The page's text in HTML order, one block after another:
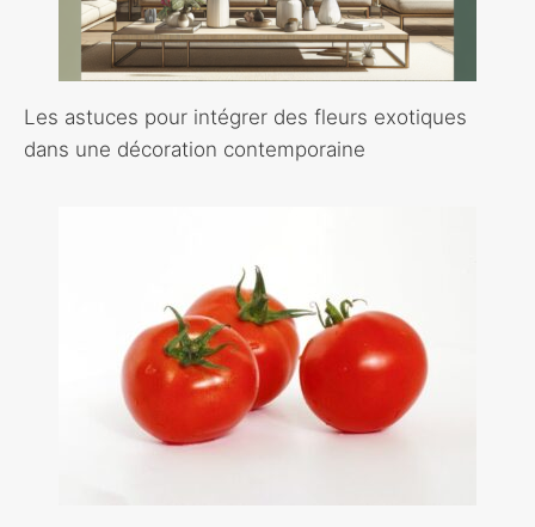
Les astuces pour intégrer des fleurs exotiques
dans une décoration contemporaine